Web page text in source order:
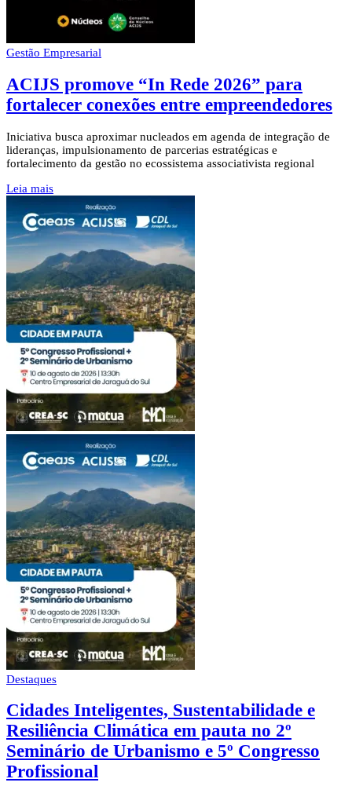
Gestão Empresarial
ACIJS promove “In Rede 2026” para
fortalecer conexões entre empreendedores
Iniciativa busca aproximar nucleados em agenda de integração de
lideranças, impulsionamento de parcerias estratégicas e
fortalecimento da gestão no ecossistema associativista regional
Leia mais
Destaques
Cidades Inteligentes, Sustentabilidade e
Resiliência Climática em pauta no 2º
Seminário de Urbanismo e 5º Congresso
Profissional